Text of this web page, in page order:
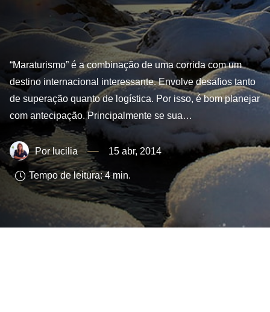
“Maraturismo” é a combinação de uma corrida com um
destino internacional interessante. Envolve desafios tanto
de superação quanto de logística. Por isso, é bom planejar
com antecipação. Principalmente se sua…
lucilia 15 abr, 2014
Tempo de leitura: 4 min.